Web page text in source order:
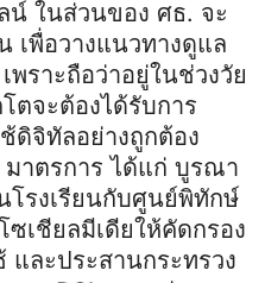
ในส่วนของ ศธ. จะ
เพื่อวางแนวทางดูแล
เพราะถือว่าอยู่ในช่วงวัย
ตจะต้องได้รับการ
ช้ดิจิทัลอย่างถูกต้อง
าตรการ ได้แก่ บูรณา
รงเรียนกับศูนย์พิทักษ์
เชียลมีเดียให้คัดกรอง
และประสานกระทรวง